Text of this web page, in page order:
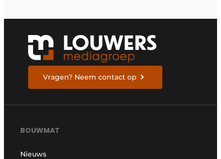
Vragen? Neem contact op
BOUWMAT
Nieuws